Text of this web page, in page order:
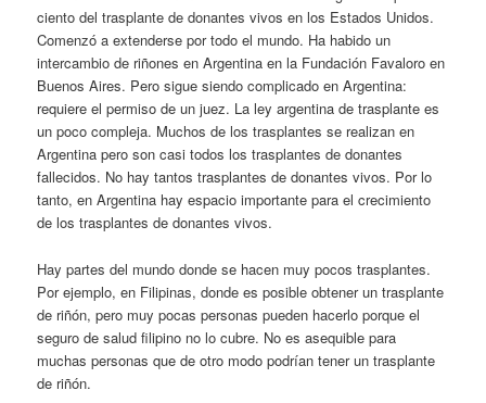
ciento del trasplante de donantes vivos en los Estados Unidos.
Comenzó a extenderse por todo el mundo. Ha habido un
intercambio de riñones en Argentina en la Fundación Favaloro en
Buenos Aires. Pero sigue siendo complicado en Argentina:
requiere el permiso de un juez. La ley argentina de trasplante es
un poco compleja. Muchos de los trasplantes se realizan en
Argentina pero son casi todos los trasplantes de donantes
fallecidos. No hay tantos trasplantes de donantes vivos. Por lo
tanto, en Argentina hay espacio importante para el crecimiento
de los trasplantes de donantes vivos.
Hay partes del mundo donde se hacen muy pocos trasplantes.
Por ejemplo, en Filipinas, donde es posible obtener un trasplante
de riñón, pero muy pocas personas pueden hacerlo porque el
seguro de salud filipino no lo cubre. No es asequible para
muchas personas que de otro modo podrían tener un trasplante
de riñón.